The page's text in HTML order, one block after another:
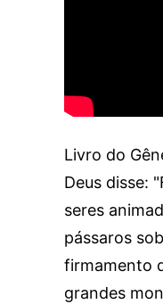
Livro do
Deus disse:
seres
pássaros
firmamento
grandes